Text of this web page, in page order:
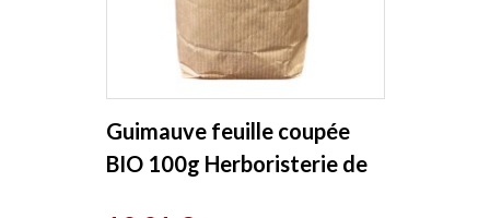
Guimauve feuille coupée
BIO 100g Herboristerie de